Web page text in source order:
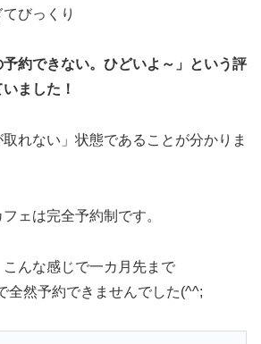
びっくり
予約できない。ひどいよ～」という評
ました！
れない」状態であることが分かりま
ェは完全予約制です。
んな感じで一カ月先まで
全然予約できませんでした(^^;